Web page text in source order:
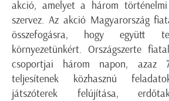
akció, amelyet a három történelmi
szervez. Az akció Magyarország
összefogásra, hogy együtt
környezetünkért. Országszerte
csoportjai három napon, azaz
teljesítenek közhasznú
játszóterek felújítása,